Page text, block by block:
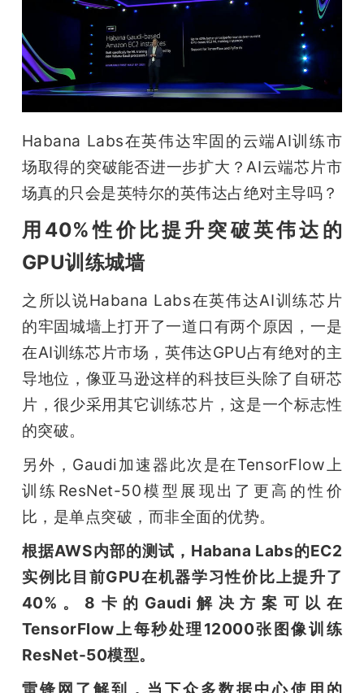
专
题
搞
机
Habana Labs在英伟达牢固的云端AI训练市
场取得的突破能否进一步扩大？AI云端芯片市
场真的只会是英特尔的英伟达占绝对主导吗？
用40%性价比提升突破英伟达的
GPU训练城墙
之所以说Habana Labs在英伟达AI训练芯片
的牢固城墙上打开了一道口有两个原因，一是
在AI训练芯片市场，英伟达GPU占有绝对的主
导地位，像亚马逊这样的科技巨头除了自研芯
片，很少采用其它训练芯片，这是一个标志性
的突破。
另外，Gaudi加速器此次是在TensorFlow上
训练ResNet-50模型展现出了更高的性价
比，是单点突破，而非全面的优势。
根据AWS内部的测试，Habana Labs的EC2
实例比目前GPU在机器学习性价比上提升了
40%。8卡的Gaudi解决方案可以在
TensorFlow上每秒处理12000张图像训练
ResNet-50模型。
雷锋网了解到，当下众多数据中心使用的